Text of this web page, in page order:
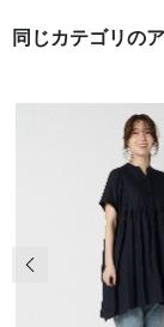
同じカテゴリの
前の画像